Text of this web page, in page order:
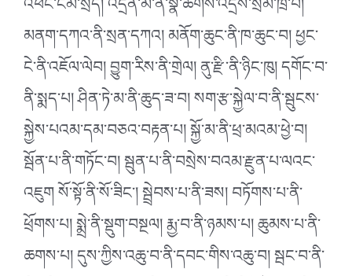
མནག་དཀའ་ནི་སྲན་དཀའ། མནོག་ཆུང་ནི་ཁ་ཆུང་བ། ཕྱང་
ངེ་ནི་འཇོལ་ལེབ། བྱུག་རིས་ནི་གྲེལ། ནུ་རྫི་ནི་ཉིང་ཁུ། དགོང་བ་
ནི་སྨད་པ། ཤིན་ཏེ་མ་ནི་ཆུད་ཟ་བ། སག་རྩ་སྐྱེལ་བ་ནི་སྦུངས་
སྐྱེས་པའམ་དམ་བཅའ་བརྟན་པ། སྐྱོ་མ་ནི་ཕྲ་མའམ་ཕྱེ་བ།
སྦོན་པ་ནི་གཏོང་བ། སྦུན་པ་ནི་བསྲེས་བའམ་རྫུན་པ་ལའང་
འཇུག སོ་སྟོ་ནི་སོ་ཟིང༌། སྦྲེབས་པ་ནི་ཟས། བཏོགས་པ་ནི་
ཕྲོགས་པ། སྨྲེ་ནི་སྡུག་བསྔལ། རྨྱ་བ་ནི་ཉམས་པ། ཆུམས་པ་ནི་
ཆགས་པ། དུས་ཀྱིས་འཆུ་བ་ནི་དབང་གིས་འཆུ་བ། སྦང་བ་ནི་